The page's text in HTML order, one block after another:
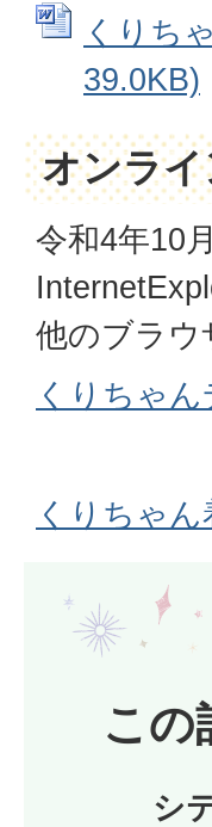
くりち
39.0KB)
オンラ
令和4年10
他のブラウ
くりちゃ
くりちゃ
この
シ